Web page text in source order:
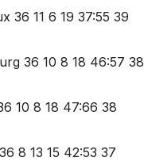
36 11 6 19 37:55 39
36 10 8 18 46:57 38
10 8 18 47:66 38
8 13 15 42:53 37